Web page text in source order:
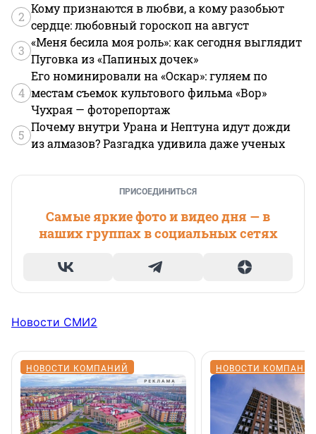
2
Кому признаются в любви, а кому разобьют
сердце: любовный гороскоп на август
3
«Меня бесила моя роль»: как сегодня выглядит
Пуговка из «Папиных дочек»
4
Его номинировали на «Оскар»: гуляем по
местам съемок культового фильма «Вор»
Чухрая — фоторепортаж
5
Почему внутри Урана и Нептуна идут дожди
из алмазов? Разгадка удивила даже ученых
ПРИСОЕДИНИТЬСЯ
Самые яркие фото и видео дня — в
наших группах в социальных сетях
Новости СМИ2
НОВОСТИ КОМПАНИЙ НОВОСТИ